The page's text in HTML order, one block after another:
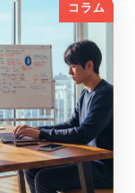
コラム